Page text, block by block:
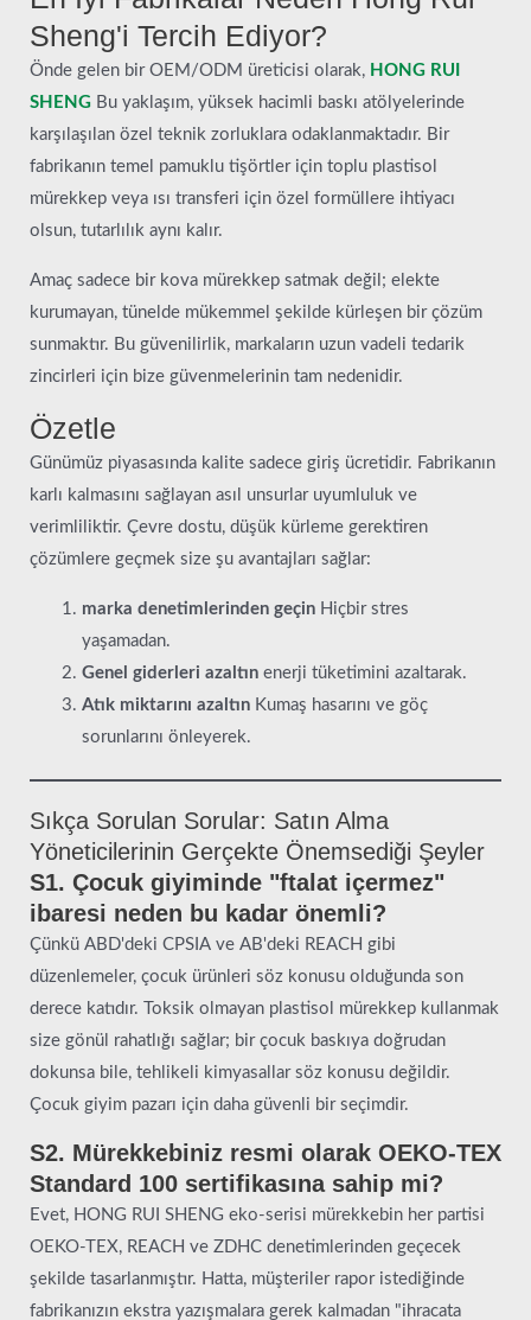
Sheng'i Tercih Ediyor?
Önde gelen bir OEM/ODM üreticisi olarak, HONG RUI
SHENG Bu yaklaşım, yüksek hacimli baskı atölyelerinde
karşılaşılan özel teknik zorluklara odaklanmaktadır. Bir
fabrikanın temel pamuklu tişörtler için toplu plastisol
mürekkep veya ısı transferi için özel formüllere ihtiyacı
olsun, tutarlılık aynı kalır.
Amaç sadece bir kova mürekkep satmak değil; elekte
kurumayan, tünelde mükemmel şekilde kürleşen bir çözüm
sunmaktır. Bu güvenilirlik, markaların uzun vadeli tedarik
zincirleri için bize güvenmelerinin tam nedenidir.
Özetle
Günümüz piyasasında kalite sadece giriş ücretidir. Fabrikanın
karlı kalmasını sağlayan asıl unsurlar uyumluluk ve
verimliliktir. Çevre dostu, düşük kürleme gerektiren
çözümlere geçmek size şu avantajları sağlar:
marka denetimlerinden geçinHiçbir stres
yaşamadan.
Genel giderleri azaltınenerji tüketimini azaltarak.
Atık miktarını azaltınKumaş hasarını ve göç
sorunlarını önleyerek.
Sıkça Sorulan Sorular: Satın Alma
Yöneticilerinin Gerçekte Önemsediği Şeyler
S1. Çocuk giyiminde "ftalat içermez"
ibaresi neden bu kadar önemli?
Çünkü ABD'deki CPSIA ve AB'deki REACH gibi
düzenlemeler, çocuk ürünleri söz konusu olduğunda son
derece katıdır. Toksik olmayan plastisol mürekkep kullanmak
size gönül rahatlığı sağlar; bir çocuk baskıya doğrudan
dokunsa bile, tehlikeli kimyasallar söz konusu değildir.
Çocuk giyim pazarı için daha güvenli bir seçimdir.
S2. Mürekkebiniz resmi olarak OEKO-TEX
Standard 100 sertifikasına sahip mi?
Evet, HONG RUI SHENG eko-serisi mürekkebin her partisi
OEKO-TEX, REACH ve ZDHC denetimlerinden geçecek
şekilde tasarlanmıştır. Hatta, müşteriler rapor istediğinde
fabrikanızın ekstra yazışmalara gerek kalmadan "ihracata